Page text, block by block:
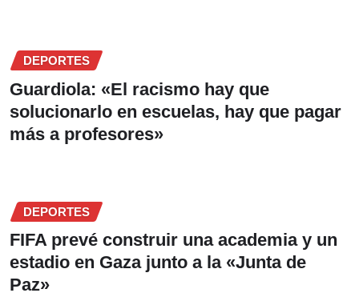
DEPORTES
Guardiola: «El racismo hay que
solucionarlo en escuelas, hay que pagar
más a profesores»
DEPORTES
FIFA prevé construir una academia y un
estadio en Gaza junto a la «Junta de
Paz»